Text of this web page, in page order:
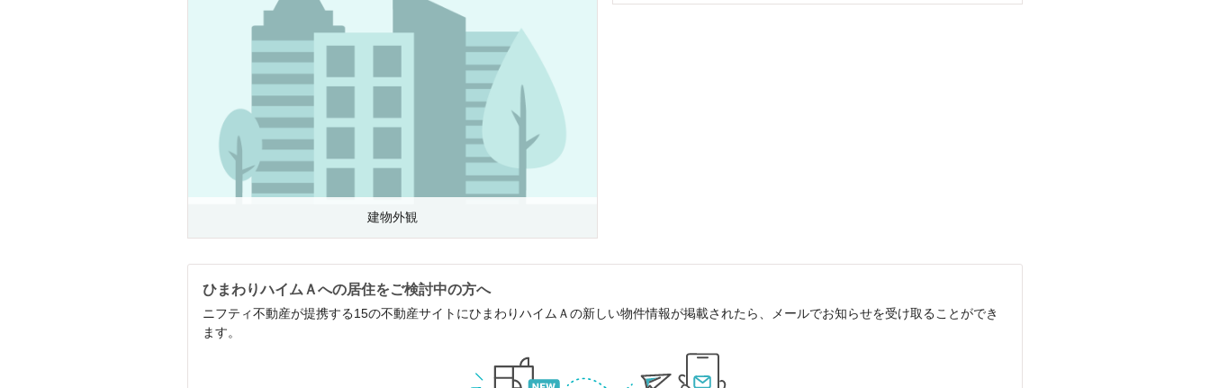
建物外観
ひまわりハイムＡへの居住をご検討中の方へ
ニフティ不動産が提携する15の不動産サイトにひまわりハイムＡの新しい物件情報が掲載されたら、メールでお知らせを受け取ることができ
ます。